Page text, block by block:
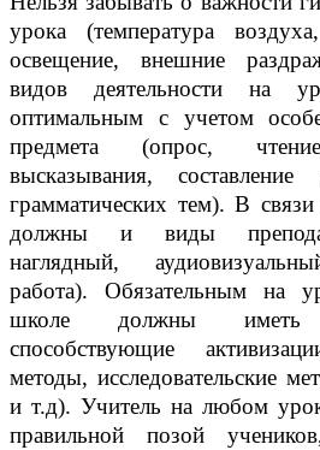
урока (температура
освещение, внешние
видов деятельности на
оптимальным с учетом
предмета (опрос,
высказывания, составление
грамматических тем). В
должны и виды
наглядный,
работа). Обязательным на
школе должны иметь
способствующие
методы, исследовательские
и т.д). Учитель на любом
правильной позой